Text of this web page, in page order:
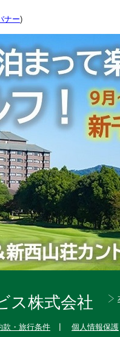
ナー)
ス株式会社
款・旅行条件 個人情報保護